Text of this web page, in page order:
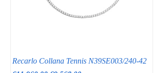
Recarlo Collana Tennis N39SE003/240-42